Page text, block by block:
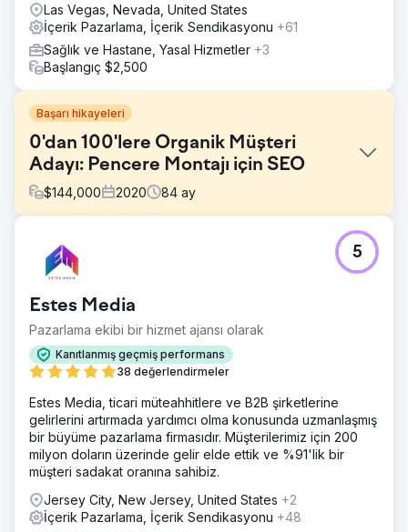
Las Vegas, Nevada, United States
İçerik Pazarlama, İçerik Sendikasyonu +61
Sağlık ve Hastane, Yasal Hizmetler +3
Başlangıç $2,500
Başarı hikayeleri
0'dan 100'lere Organik Müşteri
Adayı: Pencere Montajı için SEO
$144,000 2020 84 ay
Yeni kurulan ve Şikago merkezli bir pencere montaj
şirketi, sıfır dijital ayak iziyle son derece rekabetçi yerel
marka güvenilirliği oluşturmak zorundaydı. Birincil hedef,
sadece var olmakla kalmayıp, ücretli reklamlara büyük
ölçüde bağımlı kalmadan aktif olarak sürdürülebilir bir
yüksek kaliteli müşteri adayı akışı üretecek bir çevrimiçi
varlık oluşturmaktı.
Çözüm
Sıfırdan bir dijital strateji uyguladık. Yerel SEO için optimize
edilmiş, dönüşüm odaklı bir web sitesi oluşturduk ve
teknik temellerin sağlam olmasını sağladık. Yüksek değerli,
konuma özgü anahtar kelimeleri hedefleyen bir içerik
stratejisi geliştirdik. En önemlisi, doğrulanmış yorumlar
toplamak için agresif bir itibar yönetimi stratejisi uyguladık.
Teknik SEO, içerik ve güven oluşturmanın bu birleşik
Estes Media
Pazarlama ekibi bir hizmet ajansı olarak
Kanıtlanmış geçmiş performans
38 değerlendirmeler
5
Estes Media, ticari müteahhitlere ve B2B şirketlerine
gelirlerini artırmada yardımcı olma konusunda uzmanlaşmış
bir büyüme pazarlama firmasıdır. Müşterilerimiz için 200
milyon doların üzerinde gelir elde ettik ve %91'lik bir
müşteri sadakat oranına sahibiz.
Jersey City, New Jersey, United States +2
İçerik Pazarlama, İçerik Sendikasyonu +48